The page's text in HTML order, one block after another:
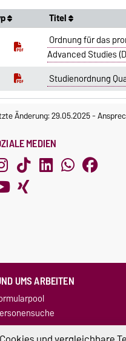
Titel
Ordnung für das
Advanced Studies
Studienordnung
Änderung: 29.05.2025-
MEDIEN
UMS ARBEITEN
Design